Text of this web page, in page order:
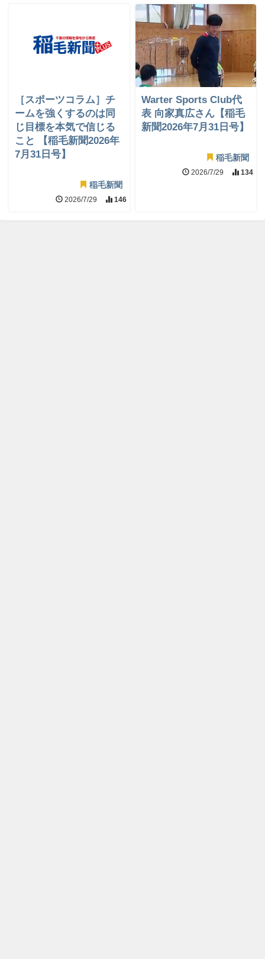
［スポーツコラム］チ
ームを強くするのは同
じ目標を本気で信じる
こと 【稲毛新聞2026年
7月31日号】
稲毛新聞
2026/7/29 146
Warter Sports Club代
表 向家真広さん【稲毛
新聞2026年7月31日号】
稲毛新聞
2026/7/29 134